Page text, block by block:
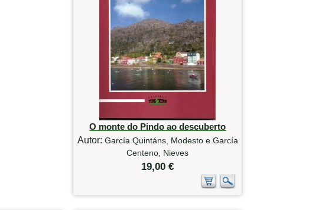
O monte do Pindo ao descuberto
Autor: García Quintáns, Modesto e García
Centeno, Nieves
19,00 €